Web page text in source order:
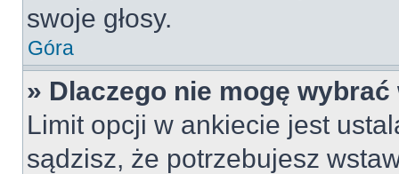
swoje głosy.
Góra
» Dlaczego nie mogę
Limit opcji w ankiecie jest
sądzisz, że potrzebujesz